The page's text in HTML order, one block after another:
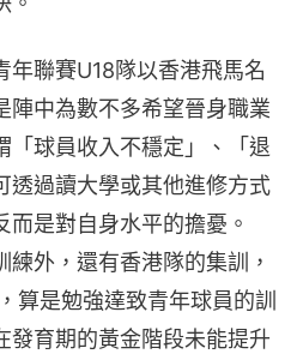
年聯賽U18隊以香港飛馬名
陣中為數不多希望晉身職業
「球員收入不穩定」、「退
透過讀大學或其他進修方式
是對自身水平的擔憂。
練外，還有香港隊的集訓，
算是勉強達致青年球員的訓
發育期的黃金階段未能提升